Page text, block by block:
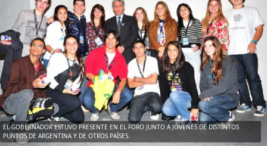
EL GOBERNADOR ESTUVO PRESENTE EN EL FORO JUNTO A JÓVENES DE DISTINTOS
PUNTOS DE ARGENTINA Y DE OTROS PAÍSES.